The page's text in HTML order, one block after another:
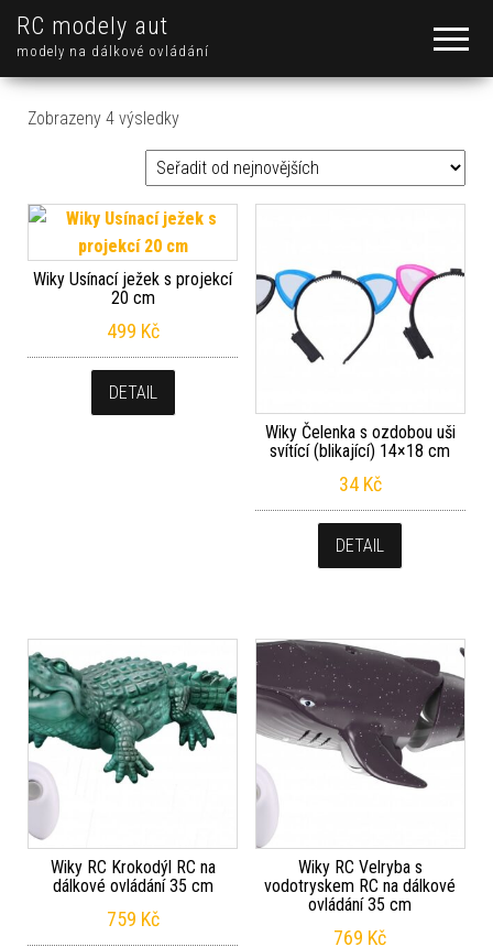
RC modely aut
modely na dálkové ovládání
Zobrazeny 4 výsledkySeřazeno od nejnovějších
Wiky Usínací ježek s projekcí
20 cm
499 Kč
DETAIL
Wiky Čelenka s ozdobou uši
svítící (blikající) 14×18 cm
34 Kč
DETAIL
Wiky RC Krokodýl RC na
dálkové ovládání 35 cm
759 Kč
Wiky RC Velryba s
vodotryskem RC na dálkové
ovládání 35 cm
769 Kč